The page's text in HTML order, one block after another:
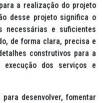
a realização do projeto
desse projeto significa o
necessárias e suficientes
de forma clara, precisa e
construtivos para a
execução dos serviços e
para desenvolver, fomentar